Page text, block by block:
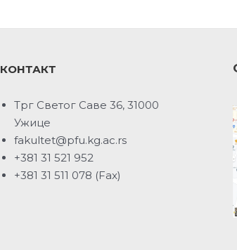
КОНТАКТ
Трг Светог Саве 36, 31000
Ужице
fakultet@pfu.kg.ac.rs
+381 31 521 952
+381 31 511 078 (Fax)